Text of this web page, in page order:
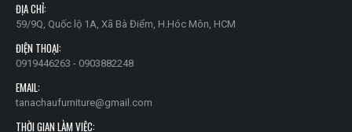
ĐỊA CHỈ:
59/9Q, Quốc lộ 1A, Xã Bà Điểm, H.Hóc Môn, HCM
ĐIỆN THOẠI:
0919446263 - 0903882248
EMAIL:
tanachaufurniture@gmail.com
THỜI GIAN LÀM VIỆC: